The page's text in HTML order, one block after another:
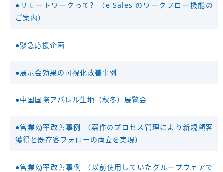
●リモートワークって？（e-Sales のワークフロー機能の
ご案内）
●緊急応援企画
●展示会効果の可視化改善事例
●中国国際アパレル生地（秋冬）展覧会
●営業効率改善事例 （案件のプロセス管理により新規顧客
獲得と既存客フォローの両立を実現）
●営業効率改善事例 （以前使用していたグループウェアで